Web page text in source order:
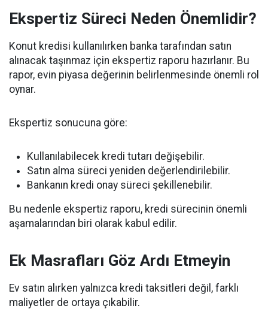
Ekspertiz Süreci Neden Önemlidir?
Konut kredisi kullanılırken banka tarafından satın
alınacak taşınmaz için ekspertiz raporu hazırlanır. Bu
rapor, evin piyasa değerinin belirlenmesinde önemli rol
oynar.
Ekspertiz sonucuna göre:
Kullanılabilecek kredi tutarı değişebilir.
Satın alma süreci yeniden değerlendirilebilir.
Bankanın kredi onay süreci şekillenebilir.
Bu nedenle ekspertiz raporu, kredi sürecinin önemli
aşamalarından biri olarak kabul edilir.
Ek Masrafları Göz Ardı Etmeyin
Ev satın alırken yalnızca kredi taksitleri değil, farklı
maliyetler de ortaya çıkabilir.